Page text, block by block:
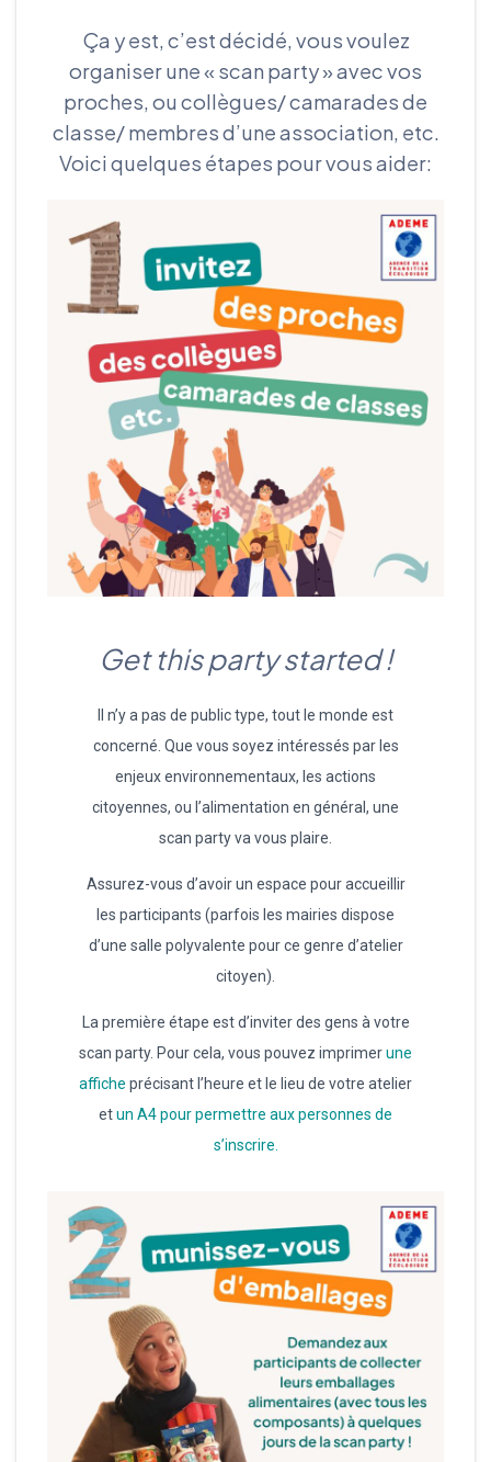
Ça y est, c’est décidé, vous voulez
organiser une « scan party » avec vos
proches, ou collègues/ camarades de
classe/ membres d’une association, etc.
Voici quelques étapes pour vous aider:
Get this party started !
Il n’y a pas de public type, tout le monde est
concerné. Que vous soyez intéressés par les
enjeux environnementaux, les actions
citoyennes, ou l’alimentation en général, une
scan party va vous plaire.
Assurez-vous d’avoir un espace pour accueillir
les participants (parfois les mairies dispose
d’une salle polyvalente pour ce genre d’atelier
citoyen).
La première étape est d’inviter des gens à votre
scan party. Pour cela, vous pouvez imprimerune
affiche précisant l’heure et le lieu de votre atelier
etun A4 pour permettre aux personnes de
s’inscrire.